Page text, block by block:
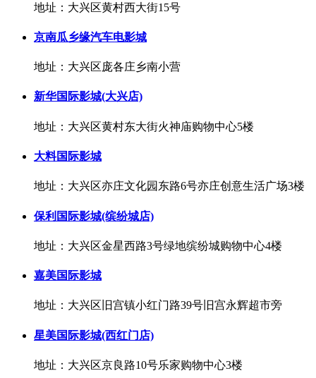
地址：大兴区黄村西大街15号
京南瓜乡缘汽车电影城
地址：大兴区庞各庄乡南小营
新华国际影城(大兴店)
地址：大兴区黄村东大街火神庙购物中心5楼
大料国际影城
地址：大兴区亦庄文化园东路6号亦庄创意生活广场3楼
保利国际影城(缤纷城店)
地址：大兴区金星西路3号绿地缤纷城购物中心4楼
嘉美国际影城
地址：大兴区旧宫镇小红门路39号旧宫永辉超市旁
星美国际影城(西红门店)
地址：大兴区京良路10号乐家购物中心3楼